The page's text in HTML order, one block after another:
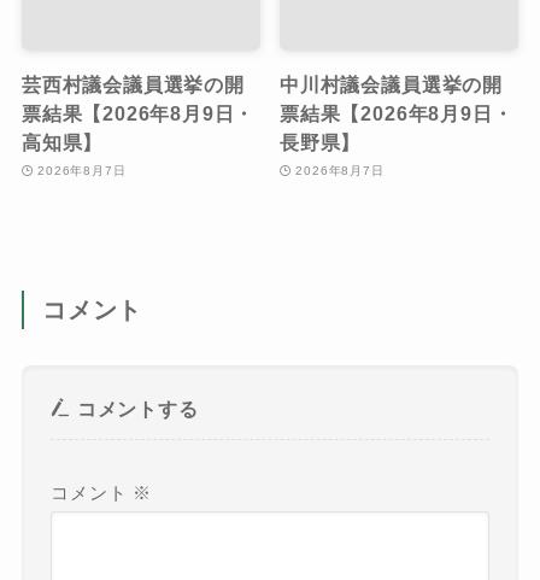
芸西村議会議員選挙の開
票結果【2026年8月9日・
高知県】
2026年8月7日
中川村議会議員選挙の開
票結果【2026年8月9日・
長野県】
2026年8月7日
コメント
コメントする
コメント ※